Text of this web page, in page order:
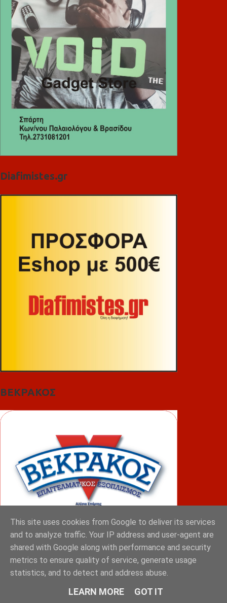
Diafimistes.gr
ΒΕΚΡΑΚΟΣ
ΦΟΥΝΤΑΣ
This site uses cookies from Google to deliver its services
and to analyze traffic. Your IP address and user-agent are
shared with Google along with performance and security
metrics to ensure quality of service, generate usage
statistics, and to detect and address abuse.
LEARN MORE GOT IT